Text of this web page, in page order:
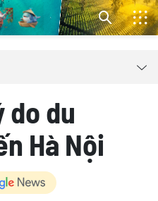
do du
Hà Nội